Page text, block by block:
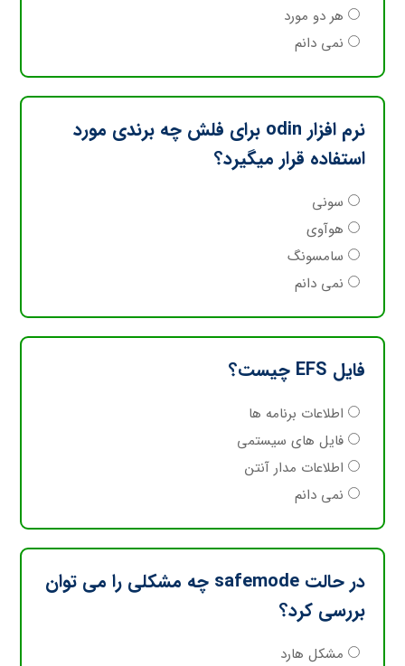
هر دو مورد
نمی دانم
نرم افزار odin برای فلش چه برندی مورد
استفاده قرار میگیرد؟
سونی
هوآوی
سامسونگ
نمی دانم
فایل EFS چیست؟
اطلاعات برنامه ها
فایل های سیستمی
اطلاعات مدار آنتن
نمی دانم
در حالت safemode چه مشکلی را می توان
بررسی کرد؟
مشکل هارد